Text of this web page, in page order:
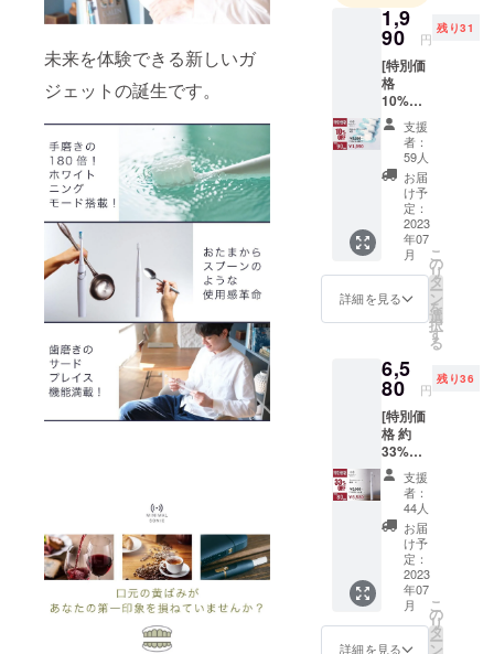
未来を体験できる新しいガ
ジェットの誕生です。
患者様の
ニーズを捉
え、プロダ
クト開発で
そのペイン
をクリアす
ることがで
きるように
日々励んで
おります。
今後も様々
を現実化し
しい体験を
お送りでき
るように精
進してまい
ります。
1,9
90 円
残り31
[特別価
格
10%OF
F ！]
（限定
90個）
・交換
式ブラ
シヘッ
ド×４個
・1,990
円 ［
2,200円
の
10%OF
F］ ・
ブラシ
ヘッド
×4個 ※
デザイ
ン・仕
様は変
更にな
る可能
性もご
ざいま
す。ご
了承く
ださ
い。 ※
ご注文
状況、
使用部
支援
者：
59人
お届
け予
定：
2023
年07
月
詳細を見る
こ
の
リ
タ
ー
ン
を
選
択
す
る
6,5
80 円
残り36
[特別価
格 約
33%OF
F ！]
（限定
80個）
・ミニ
マルソ
ニック×
１ ・
6,580円
9,900円
の約
支援
者：
44人
お届
け予
定：
2023
年07
月
詳細を見る
こ
の
リ
タ
ー
ン